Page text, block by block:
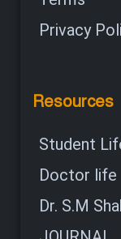
Privacy
Resources
Student
Doctor life
Dr. S.M